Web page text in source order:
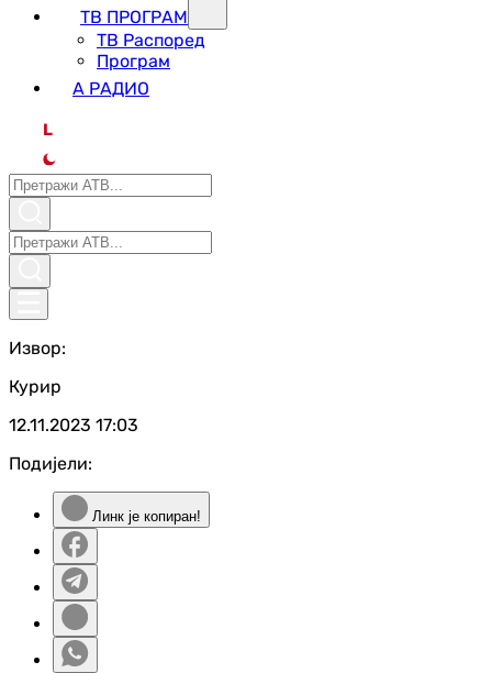
ТВ ПРОГРАМ
ТВ Распоред
Програм
А РАДИО
L
Извор:
Курир
12.11.2023 17:03
Подијели:
Линк је копиран!